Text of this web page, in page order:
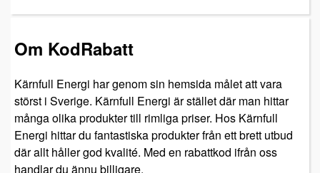
Om KodRabatt
Kärnfull Energi har genom sin hemsida målet att vara
störst i Sverige. Kärnfull Energi är stället där man hittar
många olika produkter till rimliga priser. Hos Kärnfull
Energi hittar du fantastiska produkter från ett brett utbud
där allt håller god kvalité. Med en rabattkod ifrån oss
handlar du ännu billigare.